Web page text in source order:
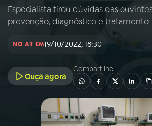
AO VIVO
INÍCIO
A RÁDIO
PROGRAMAÇÃO
Especialista tirou dúvidas das
prevenção, diagnóstico e tratamento
NO AR EM19/10/2022, 18:30
Ouça agora
Compartilhe